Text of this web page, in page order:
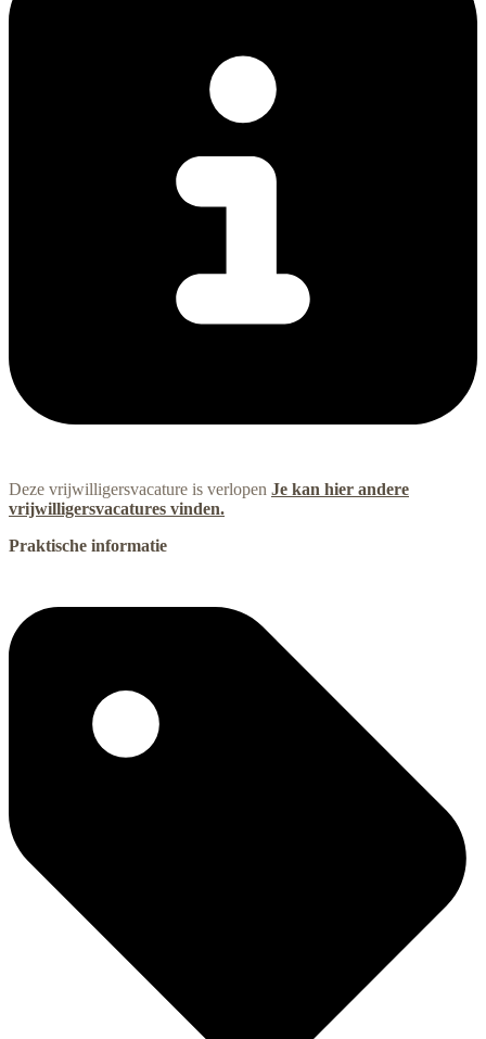
Deze vrijwilligersvacature is verlopen Je kan hier andere
vrijwilligersvacatures vinden.
Praktische informatie